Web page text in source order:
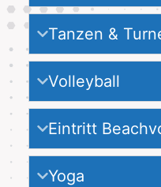
Tanzen &
Volleyball
Eintritt
Yoga